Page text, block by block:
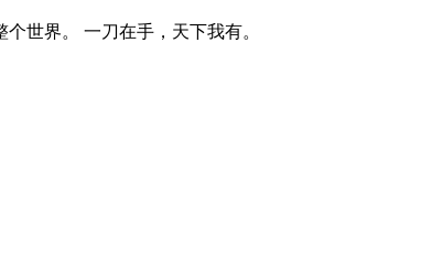
世界。 一刀在手，天下我有。